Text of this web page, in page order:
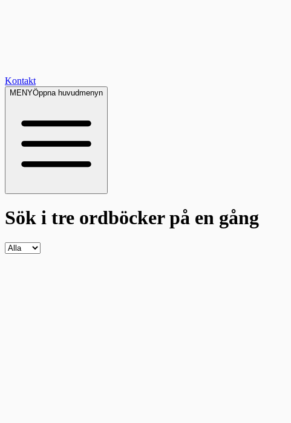
Kontakt
MENYÖppna huvudmenyn
Sök i tre ordböckerpå en gång